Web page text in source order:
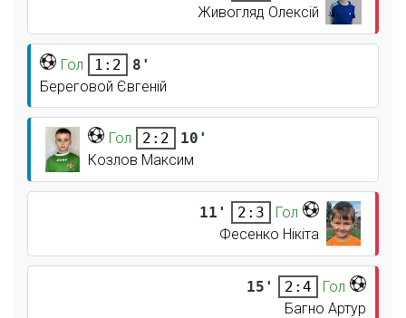
Живогляд Олексій
Гол 1:2
8'
Береговой Євгеній
Гол 2:2
10'
Козлов Максим
11' 2:3
Гол
Фесенко Нікіта
15' 2:4
Гол
Багно Артур